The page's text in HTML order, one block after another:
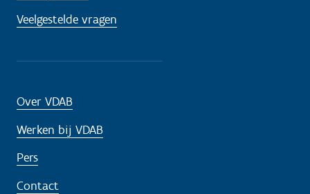
Veelgestelde vragen
Over VDAB
Werken bij VDAB
Pers
Contact